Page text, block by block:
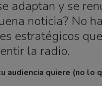
adaptan y se
noticia? No
estratégicos
la radio.
audiencia quiere (no lo